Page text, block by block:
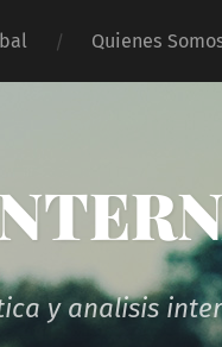
Quienes
y analisis